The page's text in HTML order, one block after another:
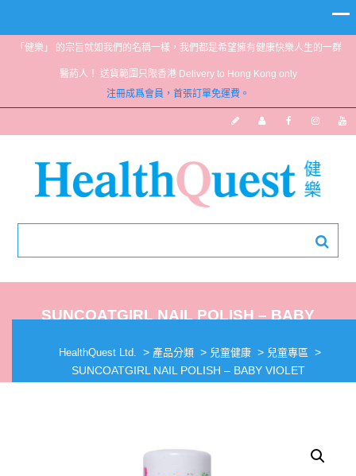
「健樂」 的宗旨就如我們的名稱一樣，我們都是希望擁有健康快樂人生的一群
醫葯人！ 送貨範圍只限香港 Delivery to Hong Kong only
注冊成爲會員，首張訂單免運費。
SUNCOATGIRL NAIL POLISH – BABY
HealthQuest Ltd. > 產品分類 > 兒童健康 > 兒童專區 >
SUNCOATGIRL NAIL POLISH – BABY VIOLET